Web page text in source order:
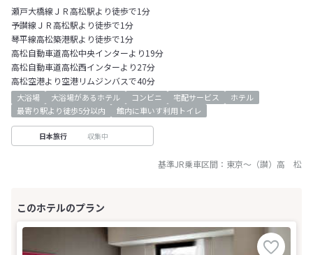
瀬戸大橋線ＪＲ高松駅より徒歩で1分
予讃線ＪＲ高松駅より徒歩で1分
琴平線高松築港駅より徒歩で1分
高松自動車道高松中央インターより19分
高松自動車道高松西インターより27分
高松空港より空港リムジンバスで40分
大浴場 大浴場があるホテル コンビニ 宅配サービス
ホテル
最寄り駅より徒歩5分以内
館内に車いす利用トイレ
日本旅行 収集中
基準JR乗車区間： 東京～ （讃）高 松